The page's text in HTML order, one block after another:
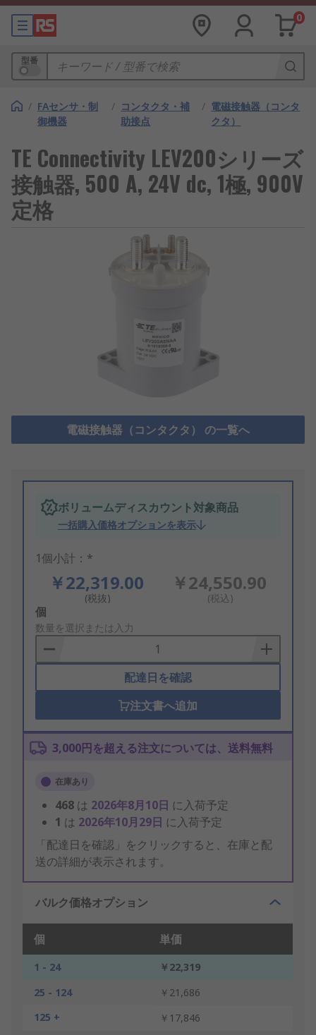
0
型番
/ FAセンサ・制
御機器
/ コンタクタ・補
助接点
/ 電磁接触器（コンタ
クタ）
TE Connectivity LEV200シリーズ
接触器, 500 A, 24V dc, 1極, 900V
定格
電磁接触器（コンタクタ） の一覧へ
ボリュームディスカウント対象商品
一括購入価格オプションを表示
1個小計：*
￥22,319.00
(税抜)
￥24,550.90
(税込)
Add
to
Basket
個
数量を選択または入力
配達日を確認
注文書へ追加
3,000円を超える注文については、送料無料
在庫あり
468 は 2026年8月10日 に入荷予定
1 は 2026年10月29日 に入荷予定
「配達日を確認」をクリックすると、在庫と配
送の詳細が表示されます。
バルク価格オプション
個 単価
1 - 24
￥22,319
25 - 124
￥21,686
125 +
￥17,846